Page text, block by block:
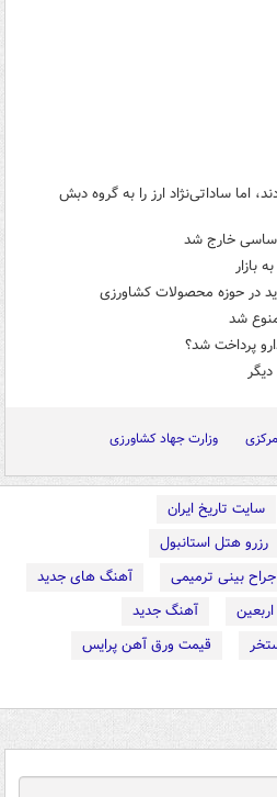
اما ساداتی‌نژاد ارز را به گروه دبش
خارج شد
بازار
در حوزه محصولات کشاورزی
پرداخت شد؟
وزارت جهاد کشاورزی
سایت تاریخ ایران
رزرو هتل استانبول
بینی ترمیمی
آهنگ های جدید
آهنگ جدید
قیمت ورق آهن پرایس